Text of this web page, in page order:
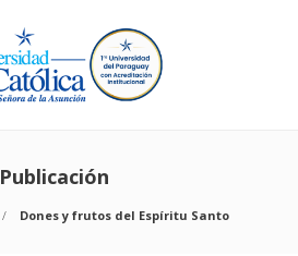
Publicación
Dones y frutos del Espíritu Santo